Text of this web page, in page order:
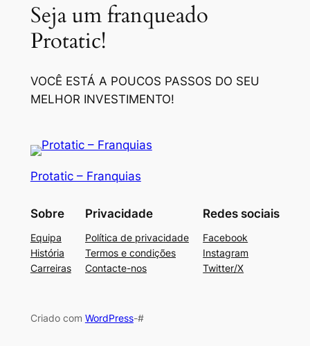
Seja um franqueado
Protatic!
VOCÊ ESTÁ A POUCOS PASSOS DO SEU
MELHOR INVESTIMENTO!
Protatic – Franquias
Sobre
Equipa
História
Carreiras
Privacidade
Política de privacidade
Termos e condições
Contacte-nos
Redes sociais
Facebook
Instagram
Twitter/X
Criado com WordPress-#